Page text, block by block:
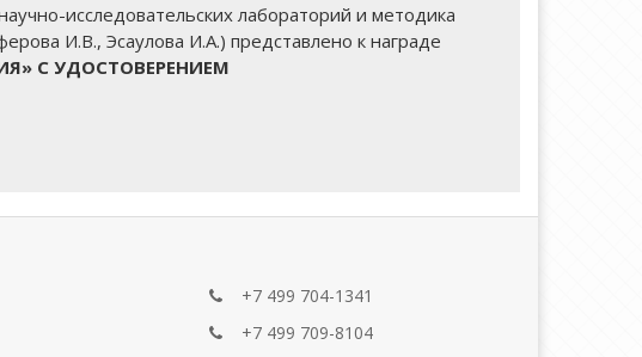
исследовательских лабораторий и методика
И.В., Эсаулова И.А.) представлено к награде
С УДОСТОВЕРЕНИЕМ
+7 499 704-1341
+7 499 709-8104